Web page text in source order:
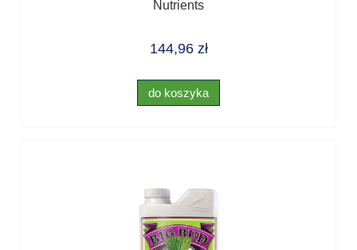
Nutrients
144,96 zł
do koszyka